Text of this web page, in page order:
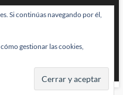
Freesia|WordPress| © Todos
Si continúas navegando por él,
gestionar las cookies,